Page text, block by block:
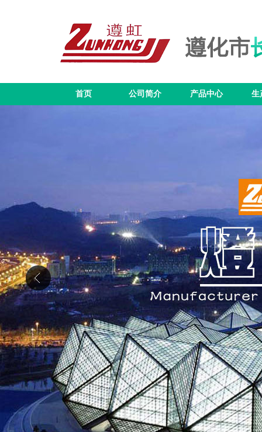
首页 公司简介 产品中心 生